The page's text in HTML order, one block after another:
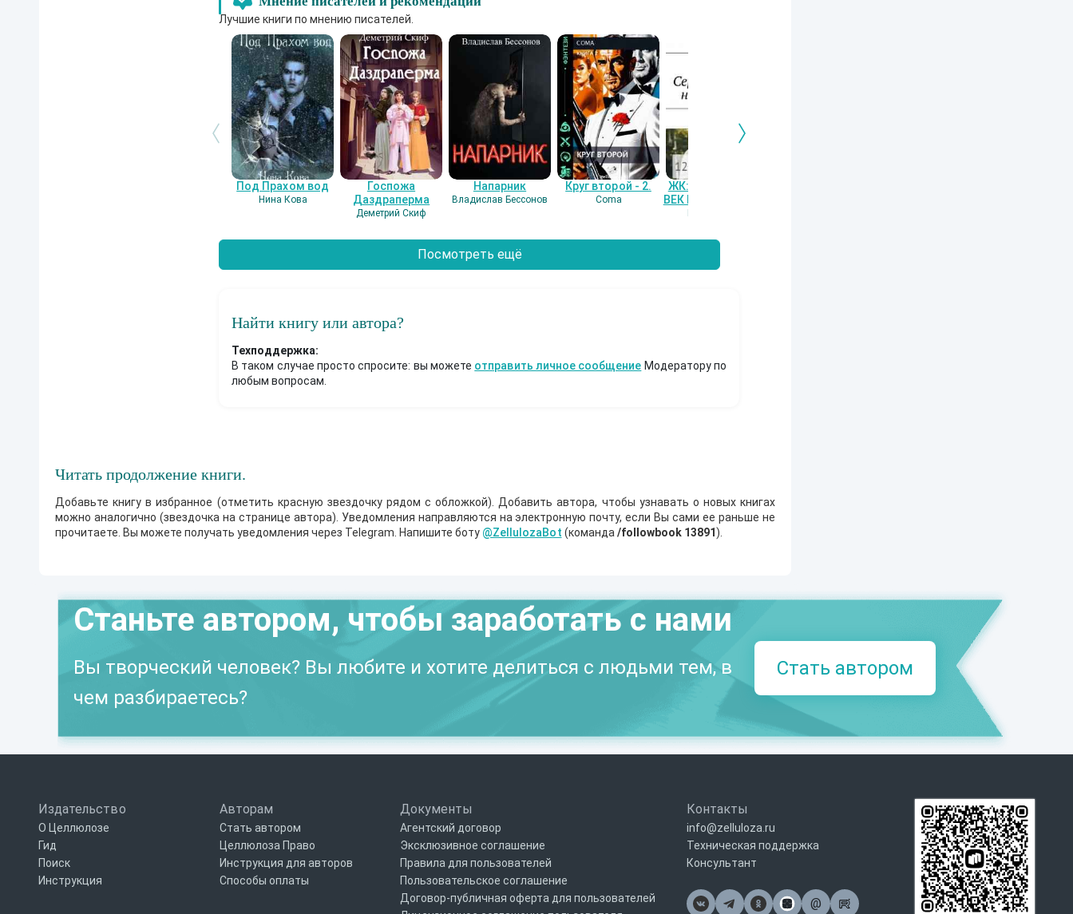
Лучшие книги по мнению писателей.
Под Прахом вод
Нина Кова
Госпожа
Даздраперма
Деметрий Скиф
Напарник
Владислав Бессонов
Круг второй - 2.
Coma
ЖК: СЕРЕБРЯНЫЙ
ВЕК НАШЕЙ ЛЮБВИ
Посмотреть ещё
Найти книгу или автора?
Техподдержка:
В таком случае просто спросите: вы можете отправить личное сообщение Модератору по
любым вопросам.
Читать продолжение книги.
Добавьте книгу в избранное (отметить красную звездочку рядом с обложкой). Добавить автора, чтобы узнавать о новых книгах
можно аналогично (звездочка на странице автора). Уведомления направляются на электронную почту, если Вы сами ее раньше не
прочитаете. Вы можете получать уведомления через Telegram. Напишите боту @ZellulozaBot (команда /followbook 13891).
Станьте автором, чтобы заработать с нами
Вы творческий человек? Вы любите и хотите делиться с людьми тем, в
чем разбираетесь?
Стать автором
Издательство
О Целлюлозе
Гид
Поиск
Инструкция
Авторам
Стать автором
Целлюлоза Право
Инструкция для авторов
Способы оплаты
Документы
Агентский договор
Эксклюзивное соглашение
Правила для пользователей
Пользовательское соглашение
Договор-публичная оферта для пользователей
Контакты
info@zelluloza.ru
Техническая поддержка
Консультант
@Почта